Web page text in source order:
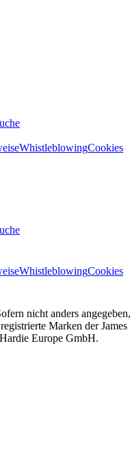
WhistleblowingCookies
WhistleblowingCookies
nicht anders angegeben,
Marken der James
Europe GmbH.